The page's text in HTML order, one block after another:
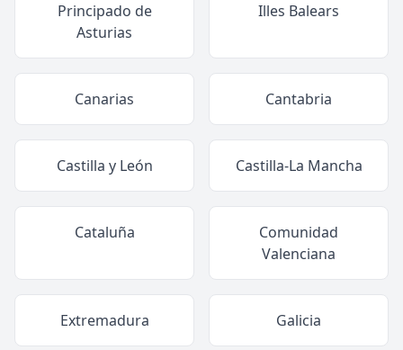
Principado de
Asturias
Illes Balears
Canarias Cantabria
Castilla y León Castilla-La Mancha
Cataluña
Comunidad
Valenciana
Extremadura Galicia